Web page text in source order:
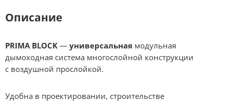
Описание
PRIMA BLOCK — универсальная модульная
дымоходная система многослойной конструкции
с воздушной прослойкой.
Удобна в проектировании, строительстве